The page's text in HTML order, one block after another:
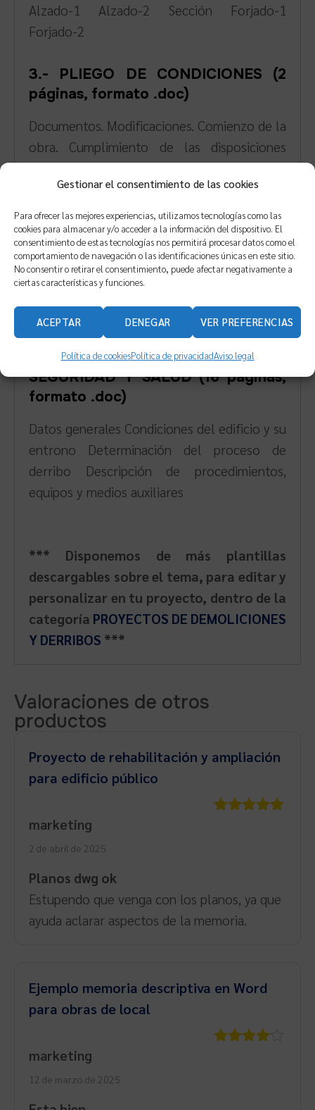
Gestionar el consentimiento de las cookies
Para ofrecer las mejores experiencias, utilizamos tecnologías como las
cookies para almacenar y/o acceder a la información del dispositivo. El
consentimiento de estas tecnologías nos permitirá procesar datos como el
comportamiento de navegación o las identificaciones únicas en este sitio.
No consentir o retirar el consentimiento, puede afectar negativamente a
ciertas características y funciones.
ACEPTAR DENEGAR VER PREFERENCIAS
Política de cookiesPolítica de privacidadAviso legal
Alzado-1 Alzado-2 Sección Forjado-1
Forjado-2
3.- PLIEGO DE CONDICIONES (2
páginas, formato .doc)
Documentos. Modificaciones. Comienzo de la
obra. Cumplimiento de las disposiciones
oficiales. Condiciones particulares de índole
técnica. Condiciones particulares de índole
facultativa. Condiciones particulares de
índole económica. Condiciones particulares
de índole legal.
(1 página, formato .doc)
5.- ESTUDIO BÁSICO DE
SEGURIDAD Y SALUD (16 páginas,
formato .doc)
Datos generales Condiciones del edificio y su
entrono Determinación del proceso de
derribo Descripción de procedimientos,
equipos y medios auxiliares
*** Disponemos de más plantillas
descargables sobre el tema, para editar y
personalizar en tu proyecto, dentro de la
categoría PROYECTOS DE DEMOLICIONES
Y DERRIBOS ***
Valoraciones de otros
productos
Proyecto de rehabilitación y ampliación
para edificio público
marketing
2 de abril de 2025
Planos dwg ok
Estupendo que venga con los planos, ya que
ayuda aclarar aspectos de la memoria.
Ejemplo memoria descriptiva en Word
para obras de local
marketing
12 de marzo de 2025